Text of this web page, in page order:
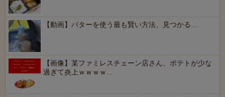
【動画】バターを使う最も賢い方法、見つかる...
【画像】某ファミレスチェーン店さん、ポテトが少な
過ぎて炎上ｗｗｗｗ...